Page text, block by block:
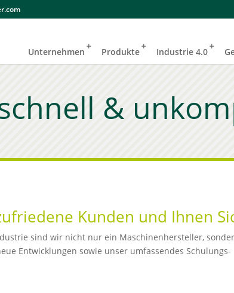
Unternehmen Produkte Industrie 4.0
&
Kunden und Ihnen
sind wir nicht nur ein Maschinenhersteller,
Entwicklungen sowie unser umfassendes Schulungs-